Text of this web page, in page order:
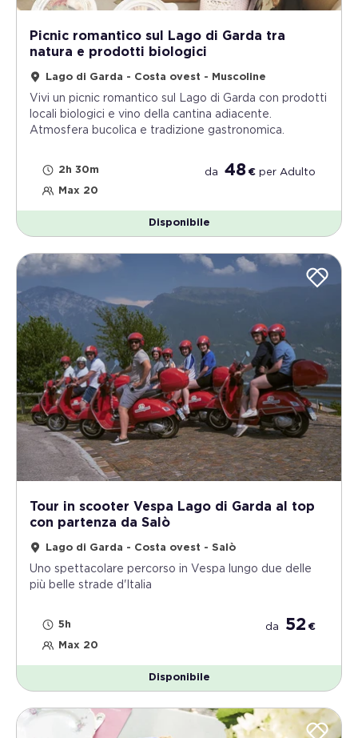
Picnic romantico sul Lago di Garda tra
natura e prodotti biologici
Lago di Garda - Costa ovest - Muscoline
Vivi un picnic romantico sul Lago di Garda con prodotti
locali biologici e vino della cantina adiacente.
Atmosfera bucolica e tradizione gastronomica.
2h 30m
Max 20
da 48 € per Adulto
Disponibile
Tour in scooter Vespa Lago di Garda al top
con partenza da Salò
Lago di Garda - Costa ovest - Salò
Uno spettacolare percorso in Vespa lungo due delle
più belle strade d'Italia
5h
Max 20
da 52 €
Disponibile